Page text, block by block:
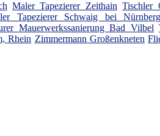
Maler Tapezierer Zeithain Tischler
Tapezierer Schwaig bei Nürnberg
Mauerwerkssanierung Bad Vilbel
Rhein Zimmermann Großenkneten